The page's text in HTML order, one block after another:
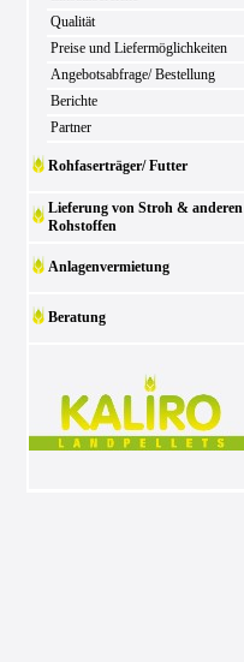
Qualität
Preise und Liefermöglichkeiten
Angebotsabfrage/ Bestellung
Berichte
Partner
Rohfaserträger/ Futter
Lieferung von Stroh & anderen
Rohstoffen
Anlagenvermietung
Beratung